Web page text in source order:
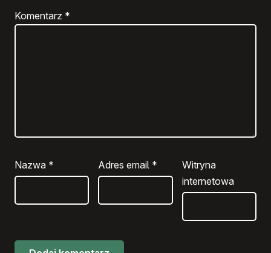
Komentarz *
Nazwa * Adres email *
Witryna
internetowa